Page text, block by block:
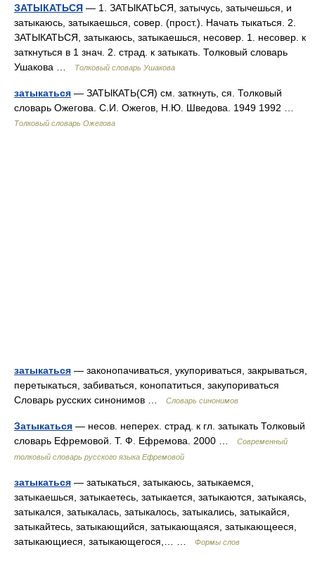
ЗАТЫКАТЬСЯ — 1. ЗАТЫКАТЬСЯ, затычусь, затычешься, и
затыкаюсь, затыкаешься, совер. (прост.). Начать тыкаться. 2.
ЗАТЫКАТЬСЯ, затыкаюсь, затыкаешься, несовер. 1. несовер. к
заткнуться в 1 знач. 2. страд. к затыкать. Толковый словарь
Ушакова …
Толковый словарь Ушакова
затыкаться — ЗАТЫКАТЬ(СЯ) см. заткнуть, ся. Толковый
словарь Ожегова. С.И. Ожегов, Н.Ю. Шведова. 1949 1992 …
Толковый словарь Ожегова
затыкаться — законопачиваться, укупориваться, закрываться,
перетыкаться, забиваться, конопатиться, закупориваться
Словарь русских синонимов …
Словарь синонимов
Затыкаться — несов. неперех. страд. к гл. затыкать Толковый
словарь Ефремовой. Т. Ф. Ефремова. 2000 …
Современный
толковый словарь русского языка Ефремовой
затыкаться — затыкаться, затыкаюсь, затыкаемся,
затыкаешься, затыкаетесь, затыкается, затыкаются, затыкаясь,
затыкался, затыкалась, затыкалось, затыкались, затыкайся,
затыкайтесь, затыкающийся, затыкающаяся, затыкающееся,
затыкающиеся, затыкающегося,… …
Формы слов